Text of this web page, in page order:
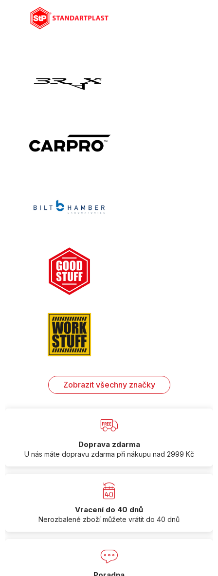
Zobrazit všechny značky
Doprava zdarma
U nás máte dopravu zdarma při nákupu nad 2999 Kč
Vracení do 40 dnů
Nerozbalené zboží můžete vrátit do 40 dnů